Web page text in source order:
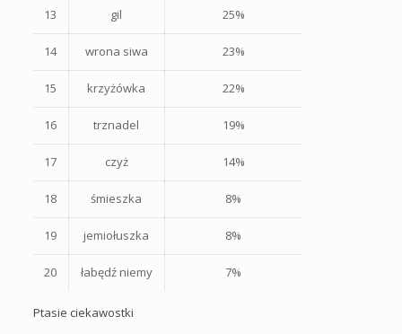
13 gil 25%
14 wrona siwa 23%
15 krzyżówka 22%
16 trznadel 19%
17 czyż 14%
18 śmieszka 8%
19 jemiołuszka 8%
20 łabędź niemy 7%
Ptasie ciekawostki